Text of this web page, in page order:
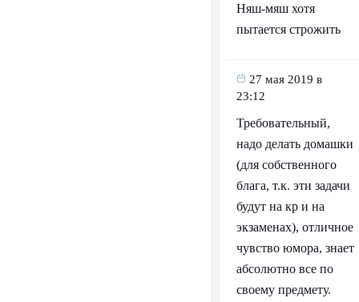
Няш-мяш хотя
пытается строжить
27 мая 2019 в
23:12
Требовательный,
надо делать домашки
(для собственного
блага, т.к. эти задачи
будут на кр и на
экзаменах), отличное
чувство юмора, знает
абсолютно все по
своему предмету.